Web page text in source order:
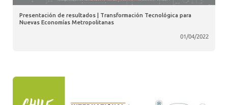
Presentación de resultados | Transformación Tecnológica para
Nuevas Economías Metropolitanas
01/04/2022